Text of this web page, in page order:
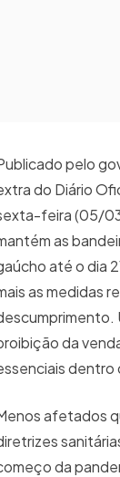
pelo
do Diário
feira (05/
as
até o dia
as medidas
da
dentro
afetados
da